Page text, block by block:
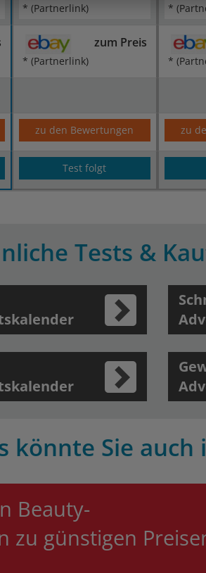
* (Partnerlink) *
zum Preis
* (Partnerlink) *
zu den Bewertungen zu
Test folgt
Tests &
könnte Sie
Beauty-
zu günstigen